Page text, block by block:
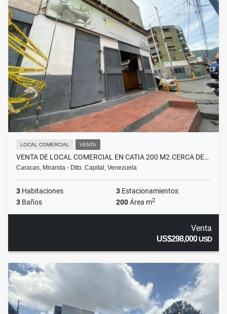
LOCAL COMERCIAL VENTA
VENTA DE LOCAL COMERCIAL EN CATIA 200 M2.CERCA DE…
Caracas, Miranda - Dtto. Capital, Venezuela
3 Habitaciones 3 Estacionamientos
3 Baños 200Área m2
Venta
US$298,000USD